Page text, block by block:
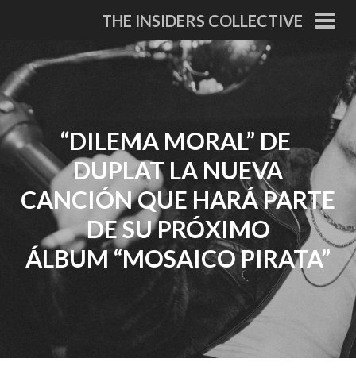
THE INSIDERS COLLECTIVE
“DILEMA MORAL” DE
DUPLAT LA NUEVA
CANCIÓN QUE HARÁ PARTE
DE SU PRÓXIMO
ÁLBUM “MOSAICO PIRATA”